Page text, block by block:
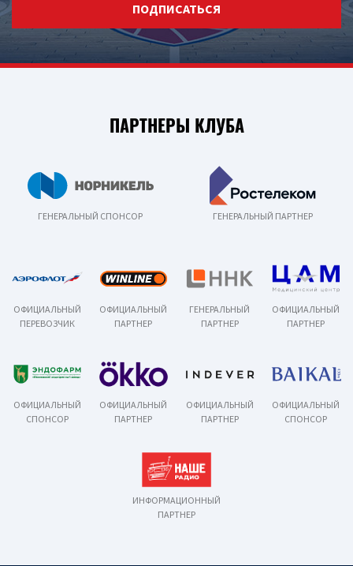
ПОДПИСАТЬСЯ
ПАРТНЕРЫ КЛУБА
ГЕНЕРАЛЬНЫЙ СПОНСОР ГЕНЕРАЛЬНЫЙ ПАРТНЕР
ОФИЦИАЛЬНЫЙ
ПЕРЕВОЗЧИК
ОФИЦИАЛЬНЫЙ
ПАРТНЕР
ГЕНЕРАЛЬНЫЙ
ПАРТНЕР
ОФИЦИАЛЬНЫЙ
ПАРТНЕР
ОФИЦИАЛЬНЫЙ
СПОНСОР
ОФИЦИАЛЬНЫЙ
ПАРТНЕР
ОФИЦИАЛЬНЫЙ
ПАРТНЕР
ОФИЦИАЛЬНЫЙ
СПОНСОР
ИНФОРМАЦИОННЫЙ
ПАРТНЕР